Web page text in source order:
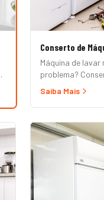
Conserto de
Máquina de
problema?
lavadora
Marcas
Samsung, LG,
Mueller.
orçamento
Saiba Mais